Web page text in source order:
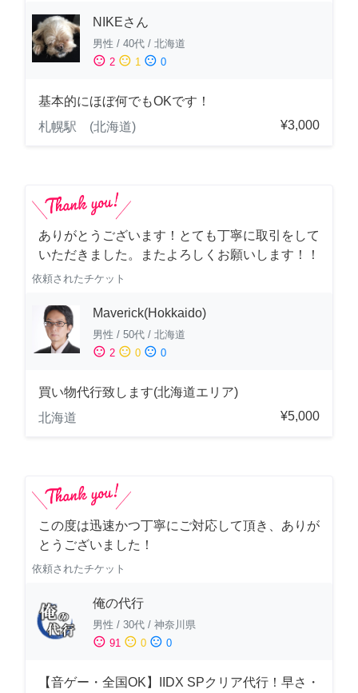
NIKEさん
男性 / 40代 / 北海道
sentiment_satisfied 2 sentiment_neutral 1 sentiment_dissatisfied 0
基本的にほぼ何でもOKです！
札幌駅 (北海道)
¥3,000
ありがとうございます！とても丁寧に取引をして
いただきました。またよろしくお願いします！！
依頼されたチケット
Maverick(Hokkaido)
男性 / 50代 / 北海道
sentiment_satisfied 2 sentiment_neutral 0 sentiment_dissatisfied 0
買い物代行致します(北海道エリア)
北海道
¥5,000
この度は迅速かつ丁寧にご対応して頂き、ありが
とうございました！
依頼されたチケット
俺の代行
男性 / 30代 / 神奈川県
sentiment_satisfied 91 sentiment_neutral 0 sentiment_dissatisfied 0
【音ゲー・全国OK】IIDX SPクリア代行！早さ・